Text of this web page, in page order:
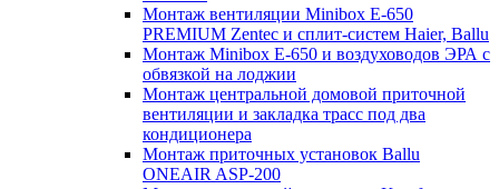
Монтаж вентиляции Minibox E-650
PREMIUM Zentec и сплит-систем Haier, Ballu
Монтаж Minibox E-650 и воздуховодов ЭРА с
обвязкой на лоджии
Монтаж центральной домовой приточной
вентиляции и закладка трасс под два
кондиционера
Монтаж приточных установок Ballu
ONEAIR ASP-200